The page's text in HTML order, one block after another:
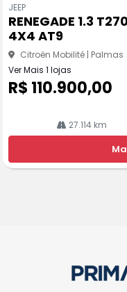
pa
rtil
he
JEEP
RENEGADE 1.3
4X4 AT9
Citroën Mobilité | Palmas
Ver Mais 1 lojas
R$ 110.900,00
27.114 km